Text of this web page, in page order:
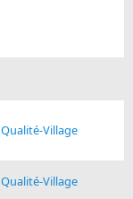
Qualité-Village
Qualité-Village